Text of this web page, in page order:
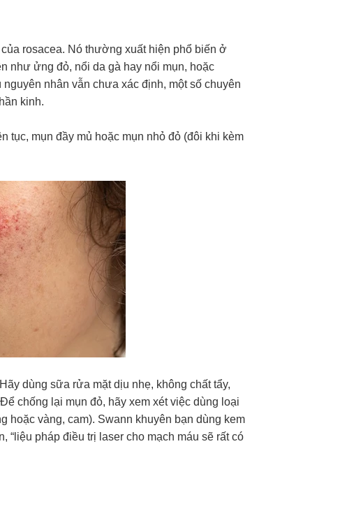
rosacea. Nó thường xuất hiện phổ biến ở
như ửng đỏ, nổi da gà hay nổi mụn, hoặc
nhân vẫn chưa xác định, một số chuyên
kinh.
mụn đầy mủ hoặc mụn nhỏ đỏ (đôi khi kèm
dùng sữa rửa mặt dịu nhẹ, không chất tẩy,
chống lại mụn đỏ, hãy xem xét việc dùng loại
hoặc vàng, cam). Swann khuyên bạn dùng kem
pháp điều trị laser cho mạch máu sẽ rất có